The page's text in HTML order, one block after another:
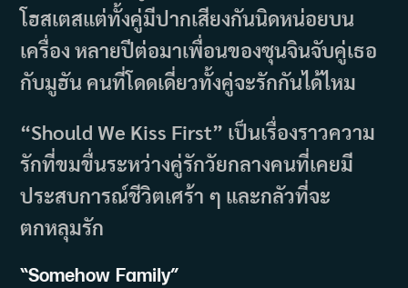
โฮสเตสแต่ทั้งคู่มีปากเสียงกันนิดหน่อยบน
เครื่อง หลายปีต่อมาเพื่อนของซุนจินจับคู่เธอ
กับมูฮัน คนที่โดดเดี่ยวทั้งคู่จะรักกันได้ไหม
“Should We Kiss First” เป็นเรื่องราวความ
รักที่ขมขื่นระหว่างคู่รักวัยกลางคนที่เคยมี
ประสบการณ์ชีวิตเศร้า ๆ และกลัวที่จะ
ตกหลุมรัก
“Somehow Family”